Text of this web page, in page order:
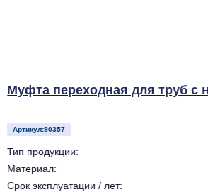
Муфта переходная для труб с
Артикул:90357
Тип продукции:
Материал:
Срок эксплуатации / лет: